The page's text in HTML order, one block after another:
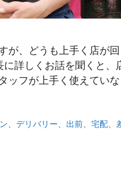
が、どうも上手く店が
詳しくお話を聞くと、
ッフが上手く使えていな
、デリバリー、 出前、宅配、